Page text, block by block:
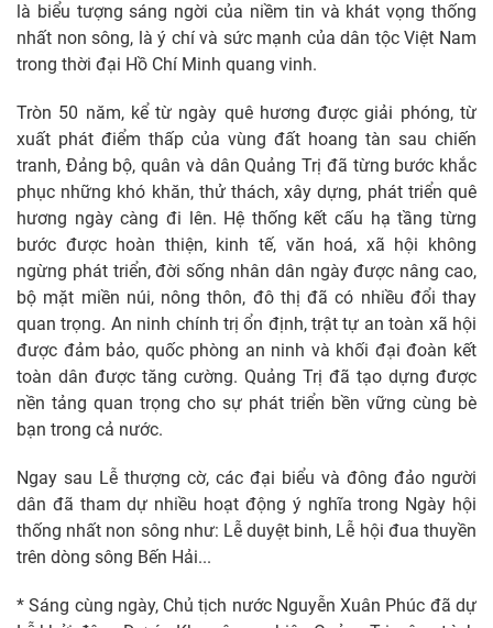
là biểu tượng sáng ngời của niềm tin và khát vọng thống
nhất non sông, là ý chí và sức mạnh của dân tộc Việt Nam
trong thời đại Hồ Chí Minh quang vinh.
Tròn 50 năm, kể từ ngày quê hương được giải phóng, từ
xuất phát điểm thấp của vùng đất hoang tàn sau chiến
tranh, Đảng bộ, quân và dân Quảng Trị đã từng bước khắc
phục những khó khăn, thử thách, xây dựng, phát triển quê
hương ngày càng đi lên. Hệ thống kết cấu hạ tầng từng
bước được hoàn thiện, kinh tế, văn hoá, xã hội không
ngừng phát triển, đời sống nhân dân ngày được nâng cao,
bộ mặt miền núi, nông thôn, đô thị đã có nhiều đổi thay
quan trọng. An ninh chính trị ổn định, trật tự an toàn xã hội
được đảm bảo, quốc phòng an ninh và khối đại đoàn kết
toàn dân được tăng cường. Quảng Trị đã tạo dựng được
nền tảng quan trọng cho sự phát triển bền vững cùng bè
bạn trong cả nước.
Ngay sau Lễ thượng cờ, các đại biểu và đông đảo người
dân đã tham dự nhiều hoạt động ý nghĩa trong Ngày hội
thống nhất non sông như: Lễ duyệt binh, Lễ hội đua thuyền
trên dòng sông Bến Hải...
* Sáng cùng ngày, Chủ tịch nước Nguyễn Xuân Phúc đã dự